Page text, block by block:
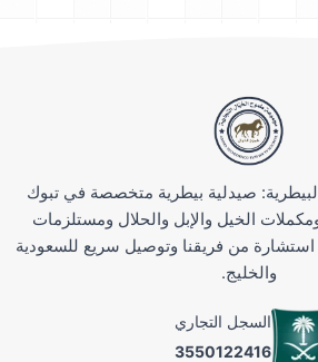
صيدلية بيطرية متخصصة في تبوك
الخيل والإبل والحلال ومستلزمات
من فريقنا وتوصيل سريع للسعودية
والخليج.
السجل التجاري
3550122416